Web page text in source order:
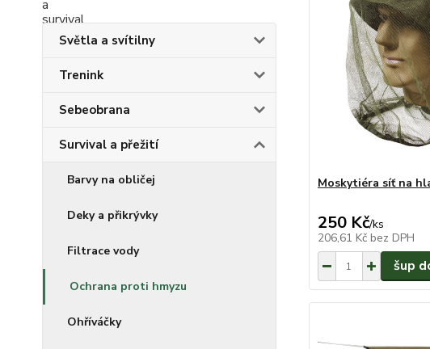
Světla a svítilny
Trenink
Sebeobrana
Survival a přežití
Barvy na obličej
Deky a přikrývky
Filtrace vody
Ochrana proti hmyzu
Ohříváčky
Moskytiéra síť na
250 Kč/ks
206,61 Kč bez DPH
šup